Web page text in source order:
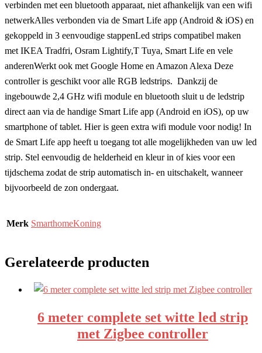
verbinden met een bluetooth apparaat, niet afhankelijk van een wifi
netwerkAlles verbonden via de Smart Life app (Android & iOS) en
gekoppeld in 3 eenvoudige stappenLed strips compatibel maken
met IKEA Tradfri, Osram Lightify,T Tuya, Smart Life en vele
anderenWerkt ook met Google Home en Amazon Alexa Deze
controller is geschikt voor alle RGB ledstrips. Dankzij de
ingebouwde 2,4 GHz wifi module en bluetooth sluit u de ledstrip
direct aan via de handige Smart Life app (Android en iOS), op uw
smartphone of tablet. Hier is geen extra wifi module voor nodig! In
de Smart Life app heeft u toegang tot alle mogelijkheden van uw led
strip. Stel eenvoudig de helderheid en kleur in of kies voor een
tijdschema zodat de strip automatisch in- en uitschakelt, wanneer
bijvoorbeeld de zon ondergaat.
Merk SmarthomeKoning
Gerelateerde producten
6 meter complete set witte led strip
met Zigbee controller